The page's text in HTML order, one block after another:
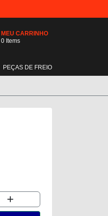
MEU CARRINHO
0 Items
PEÇAS DE FREIO
+